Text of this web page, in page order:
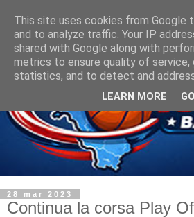
28 mar 2023
Continua la corsa Play
This site uses cookies from Google
and to analyze traffic. Your IP
shared with Google along with
metrics to ensure quality of service,
statistics, and to detect and
LEARN MORE